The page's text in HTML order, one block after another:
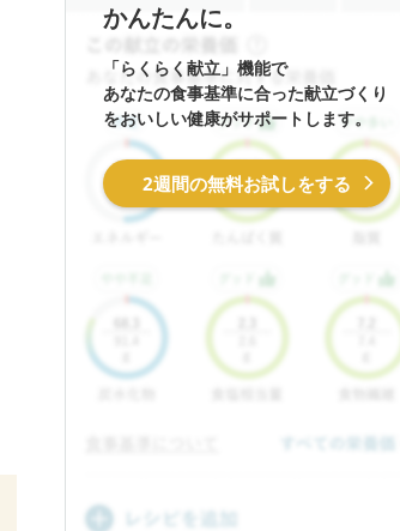
かんたんに。
「らくらく献立」機能で
あなたの食事基準に合った献立づくり
をおいしい健康がサポートします。
2週間の無料お試しをする